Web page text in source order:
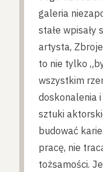
galeria
stałe wpisały
artysta,
to nie tylko
wszystkim
doskonalenia
sztuki
budować
pracę, nie
tożsamości.